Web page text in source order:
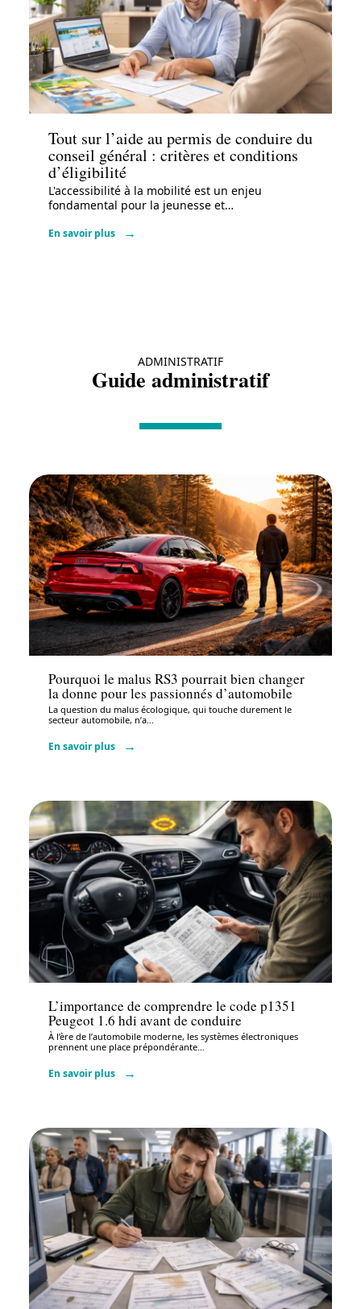
Actu
Tout sur l’aide au permis de conduire du
conseil général : critères et conditions
d’éligibilité
L'accessibilité à la mobilité est un enjeu
fondamental pour la jeunesse et…
En savoir plus
ADMINISTRATIF
Guide administratif
Administratif
Pourquoi le malus RS3 pourrait bien changer
la donne pour les passionnés d’automobile
La question du malus écologique, qui touche durement le
secteur automobile, n’a…
En savoir plus
Administratif
L’importance de comprendre le code p1351
Peugeot 1.6 hdi avant de conduire
À l’ère de l’automobile moderne, les systèmes électroniques
prennent une place prépondérante
En savoir plus
Administratif